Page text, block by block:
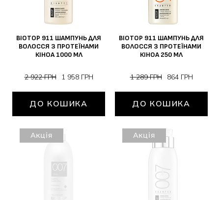
BIOTOP 911 ШАМПУНЬ ДЛЯ
ВОЛОССЯ З ПРОТЕЇНАМИ
КІНОА 1000 МЛ
2 922 ГРН 1 958 ГРН
ДО КОШИКА
BIOTOP 911 ШАМПУНЬ ДЛЯ
ВОЛОССЯ З ПРОТЕЇНАМИ
КІНОА 250 МЛ
1 289 ГРН 864 ГРН
ДО КОШИКА
Акція Акція